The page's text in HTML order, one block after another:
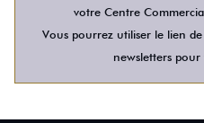
votre Centre
Vous pourrez utiliser le lien
newsletters pour